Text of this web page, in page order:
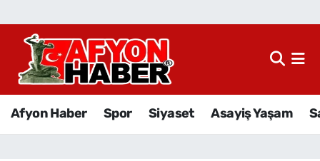
Afyon Haber Spor Siyaset Asayiş Yaşam
Afyon Haber